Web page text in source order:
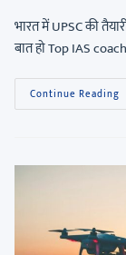
भारत में UPSC की
बात हो Top IAS
Continue Reading